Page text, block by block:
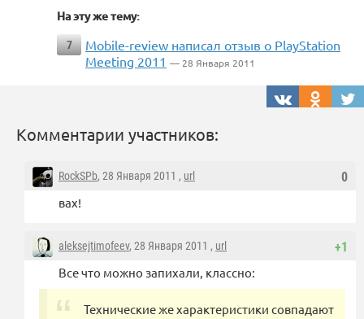
На эту же тему:
7
Mobile-review написал отзыв о PlayStation
Meeting 2011 — 28 Января 2011
Комментарии участников:
0
RockSPb, 28 Января 2011 , url
вах!
+1
aleksejtimofeev, 28 Января 2011 , url
Все что можно запихали, классно:
Технические же характеристики совпадают